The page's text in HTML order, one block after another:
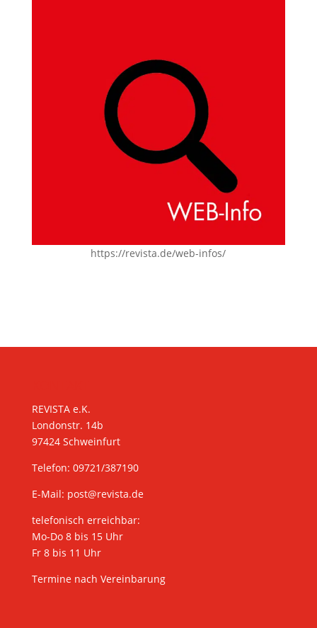
https://revista.de/web-infos/
REVISTA e.K.
Londonstr. 14b
97424 Schweinfurt
Telefon: 09721/387190
E-Mail: post@revista.de
telefonisch erreichbar:
Mo-Do 8 bis 15 Uhr
Fr 8 bis 11 Uhr
Termine nach Vereinbarung